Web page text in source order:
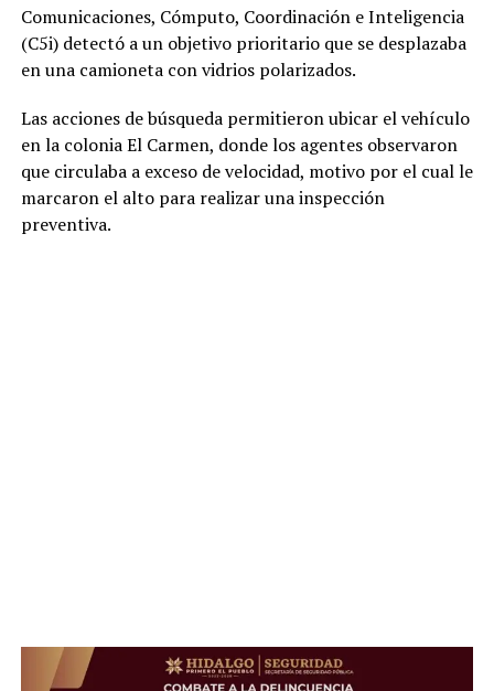
Comunicaciones, Cómputo, Coordinación e Inteligencia
(C5i) detectó a un objetivo prioritario que se desplazaba
en una camioneta con vidrios polarizados.
Las acciones de búsqueda permitieron ubicar el vehículo
en la colonia El Carmen, donde los agentes observaron
que circulaba a exceso de velocidad, motivo por el cual le
marcaron el alto para realizar una inspección
preventiva.